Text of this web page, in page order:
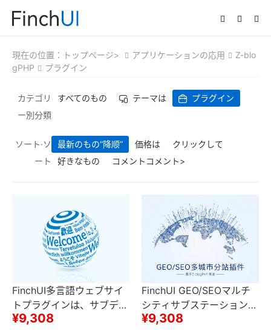
現在の位置： トップページ> アプリケーションの応用
Z-blo
gPHP
プラグイン
カテゴリ
ー別分類
すべてのもの テーマは プラグイン
ソート·ソ
ート
最新のもの“降顺” 価格は
クリックして
好きなもの
コメントコメント>
FinchUI多言語ウェブサイ
トプラグインは、サブディ
レクトリまたは独立したア
¥9,308
FinchUI GEO/SEOマルチ
シティサブステーションプ
ラグインセットN都市サブ
¥9,308